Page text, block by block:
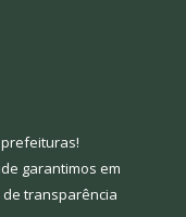
!
garantimos em
de transparência